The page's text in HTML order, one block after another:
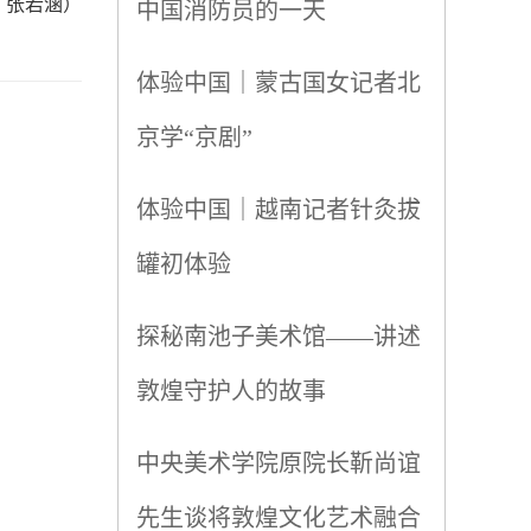
张若涵） 中国消防员的一天
体验中国｜蒙古国女记者北
京学“京剧”
体验中国｜越南记者针灸拔
罐初体验
探秘南池子美术馆——讲述
敦煌守护人的故事
中央美术学院原院长靳尚谊
先生谈将敦煌文化艺术融合